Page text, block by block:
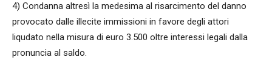
4) Condanna altresì la medesima al risarcimento del danno
provocato dalle illecite immissioni in favore degli attori
liqudato nella misura di euro 3.500 oltre interessi legali dalla
pronuncia al saldo.